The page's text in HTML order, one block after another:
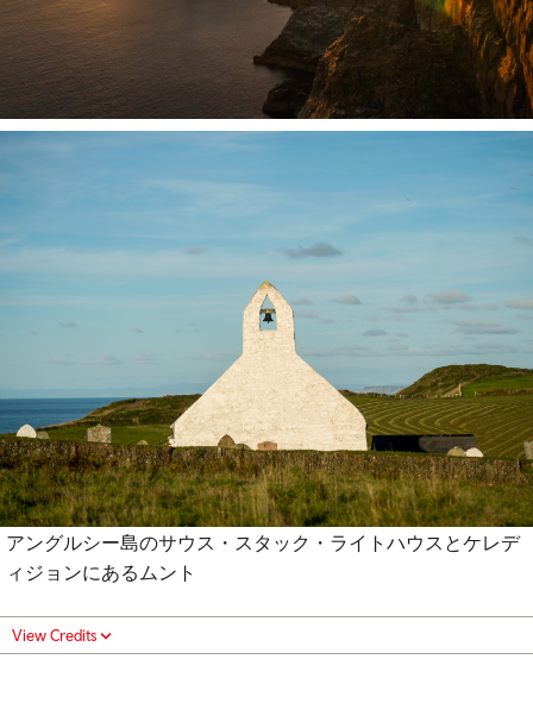
アングルシー島のサウス・スタック・ライトハウスとケレデ
ィジョンにあるムント
View Credits